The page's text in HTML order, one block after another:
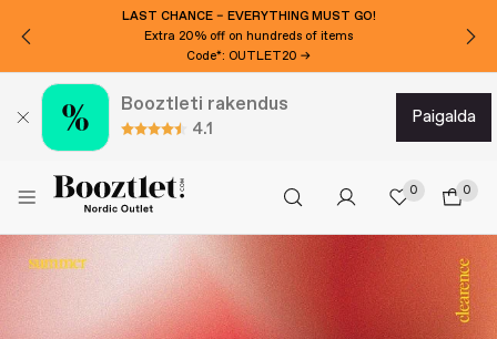
LAST CHANCE – EVERYTHING MUST GO!
Extra 20% off on hundreds of items
Code*: OUTLET20 →
Booztleti rakendus
4.1
paigalda
0 0